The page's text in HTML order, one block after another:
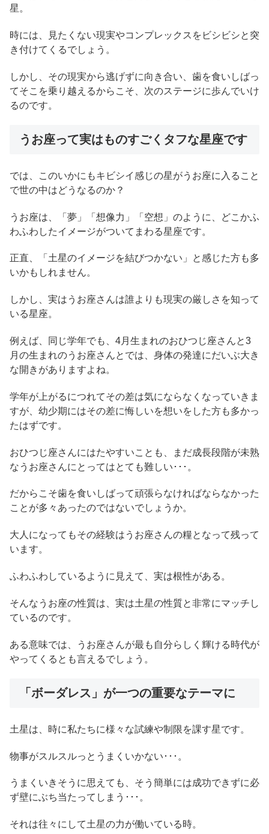
星。
時には、見たくない現実やコンプレックスをビシビシと突
き付けてくるでしょう。
しかし、その現実から逃げずに向き合い、歯を食いしばっ
てそこを乗り越えるからこそ、次のステージに歩んでいけ
るのです。
うお座って実はものすごくタフな星座です
では、このいかにもキビシイ感じの星がうお座に入ること
で世の中はどうなるのか？
うお座は、「夢」「想像力」「空想」のように、どこかふ
わふわしたイメージがついてまわる星座です。
正直、「土星のイメージを結びつかない」と感じた方も多
いかもしれません。
しかし、実はうお座さんは誰よりも現実の厳しさを知って
いる星座。
例えば、同じ学年でも、4月生まれのおひつじ座さんと3
月の生まれのうお座さんとでは、身体の発達にだいぶ大き
な開きがありますよね。
学年が上がるにつれてその差は気にならなくなっていきま
すが、幼少期にはその差に悔しいを想いをした方も多かっ
たはずです。
おひつじ座さんにはたやすいことも、まだ成長段階が未熟
なうお座さんにとってはとても難しい･･･。
だからこそ歯を食いしばって頑張らなければならなかった
ことが多々あったのではないでしょうか。
大人になってもその経験はうお座さんの糧となって残って
います。
ふわふわしているように見えて、実は根性がある。
そんなうお座の性質は、実は土星の性質と非常にマッチし
ているのです。
ある意味では、うお座さんが最も自分らしく輝ける時代が
やってくるとも言えるでしょう。
「ボーダレス」が一つの重要なテーマに
土星は、時に私たちに様々な試練や制限を課す星です。
物事がスルスルっとうまくいかない･･･。
うまくいきそうに思えても、そう簡単には成功できずに必
ず壁にぶち当たってしまう･･･。
それは往々にして土星の力が働いている時。